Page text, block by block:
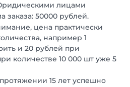
лицами
заказа: 50000 рублей.
цена практически
например 1
и 20 рублей при
количестве 10 000 шт уже 5
15 лет успешно